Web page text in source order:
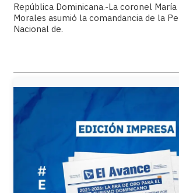
República Dominicana.-La coronel
Morales asumió la comandancia de la
Nacional de.